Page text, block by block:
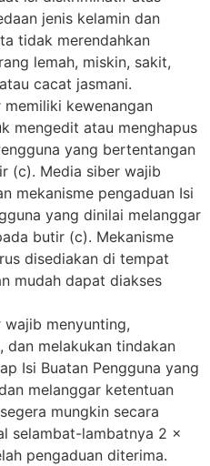
jenis kelamin dan
tidak merendahkan
lemah, miskin, sakit,
cacat jasmani.
memiliki kewenangan
mengedit atau menghapus
yang bertentangan
(c). Media siber wajib
mekanisme pengaduan Isi
yang dinilai melanggar
butir (c). Mekanisme
disediakan di tempat
mudah dapat diakses
wajib menyunting,
dan melakukan tindakan
Isi Buatan Pengguna yang
melanggar ketentuan
mungkin secara
selambat-lambatnya 2 x
pengaduan diterima.